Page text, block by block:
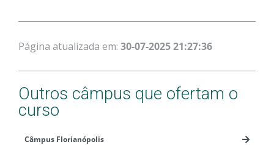
Página atualizada em: 30-07-2025 21:27:36
Outros câmpus que ofertam o
curso
Câmpus Florianópolis